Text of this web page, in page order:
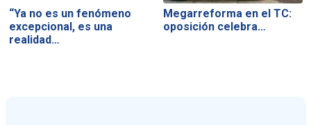
“Ya no es un fenómeno
excepcional, es una
realidad…
Megarreforma en el TC:
oposición celebra…